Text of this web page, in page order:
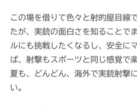
この場を借りて色々と射的屋目線
たが、実銃の面白さを知ることで
ルにも挑戦したくなるし、安全に
ば、射撃もスポーツと同じ感覚で
夏も、どんどん、海外で実銃射撃
い。